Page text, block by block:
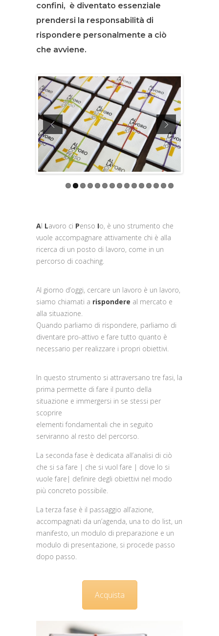
confini, è diventato essenziale
prendersi la responsabilità di
rispondere personalmente a ciò
che avviene.
Al Lavoro ci Penso Io, è uno strumento che
vuole accompagnare attivamente chi è alla
ricerca di un posto di lavoro, come in un
percorso di coaching.
Al giorno d’oggi, cercare un lavoro è un lavoro,
siamo chiamati a rispondere al mercato e
alla situazione.
Quando parliamo di rispondere, parliamo di
diventare pro-attivo e fare tutto quanto è
necessario per realizzare i propri obiettivi.
In questo strumento si attraversano tre fasi, la
prima permette di fare il punto della
situazione e immergersi in se stessi per
scoprire
elementi fondamentali che in seguito
serviranno al resto del percorso.
La seconda fase è dedicata all’analisi di ciò
che si sa fare | che si vuol fare | dove lo si
vuole fare| definire degli obiettivi nel modo
più concreto possibile.
La terza fase è il passaggio all’azione,
accompagnati da un’agenda, una to do list, un
manifesto, un modulo di preparazione e un
modulo di presentazione, si procede passo
dopo passo.
Acquista